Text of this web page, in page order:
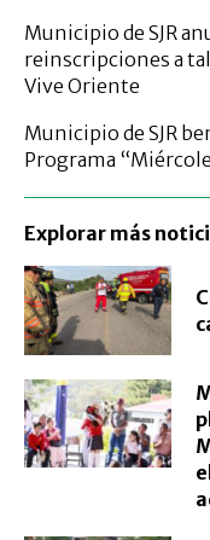
Municipio de SJR
reinscripciones a
Vive Oriente
Municipio de SJR
Programa
Explorar más